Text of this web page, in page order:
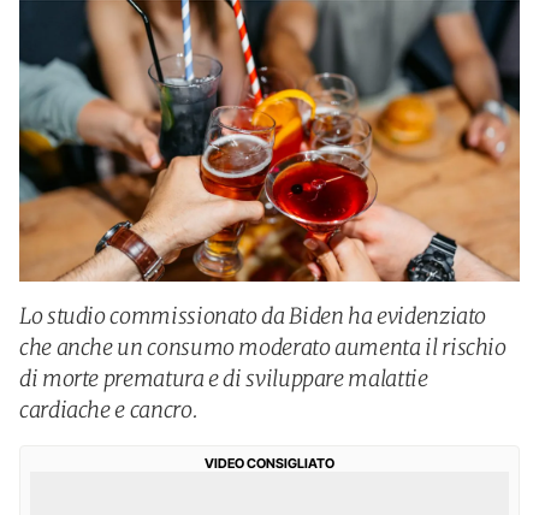
Lo studio commissionato da Biden ha evidenziato
che anche un consumo moderato aumenta il rischio
di morte prematura e di sviluppare malattie
cardiache e cancro.
VIDEO CONSIGLIATO